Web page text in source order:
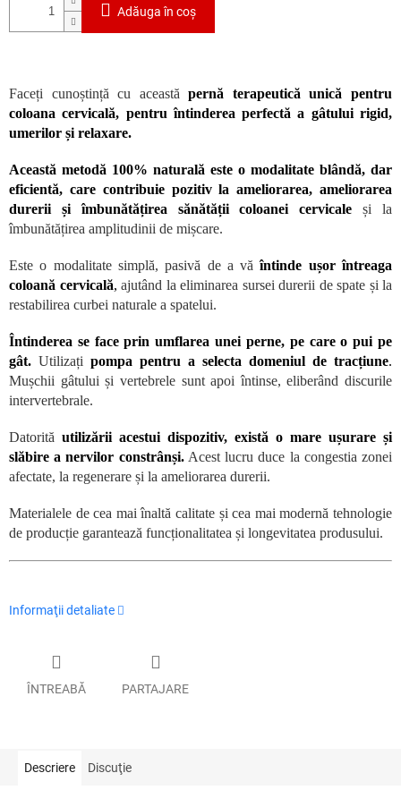
Adăuga în coş
Faceți cunoștință cu aceastăpernă terapeutică unică pentru
coloana cervicală, pentru întinderea perfectă a gâtului rigid,
umerilor și relaxare.
Această metodă 100% naturală este o modalitate blândă, dar
eficientă, care contribuie pozitiv la ameliorarea, ameliorarea
durerii și îmbunătățirea sănătății coloanei cervicale și la
îmbunătățirea amplitudinii de mișcare.
Este o modalitate simplă, pasivă de a văîntinde ușor întreaga
coloană cervicală, ajutând la eliminarea sursei durerii de spate și la
restabilirea curbei naturale a spatelui.
Întinderea se face prin umflarea unei perne, pe care o pui pe
gât. Utilizați pompa pentru a selecta domeniul de tracțiune.
Mușchii gâtului și vertebrele sunt apoi întinse, eliberând discurile
intervertebrale.
Datorită utilizării acestui dispozitiv, există o mare ușurare și
slăbire a nervilor constrânși. Acest lucru duce la congestia zonei
afectate, la regenerare și la ameliorarea durerii.
Materialele de cea mai înaltă calitate și cea mai modernă tehnologie
de producție garantează funcționalitatea și longevitatea produsului.
Informaţii detaliate
ÎNTREABĂ PARTAJARE
Descriere Discuţie